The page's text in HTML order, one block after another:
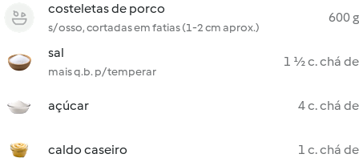
costeletas de porco
s/ osso, cortadas em fatias (1-2 cm aprox.)
600 g
sal
mais q.b. p/ temperar
1 ½ c. chá de
açúcar 4 c. chá de
caldo caseiro 1 c. chá de